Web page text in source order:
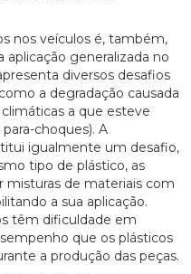
nos veículos é, também,
aplicação generalizada no
diversos desafios
a degradação causada
a que esteve
choques). A
igualmente um desafio,
tipo de plástico, as
de materiais com
a sua aplicação.
têm dificuldade em
que os plásticos
a produção das peças.